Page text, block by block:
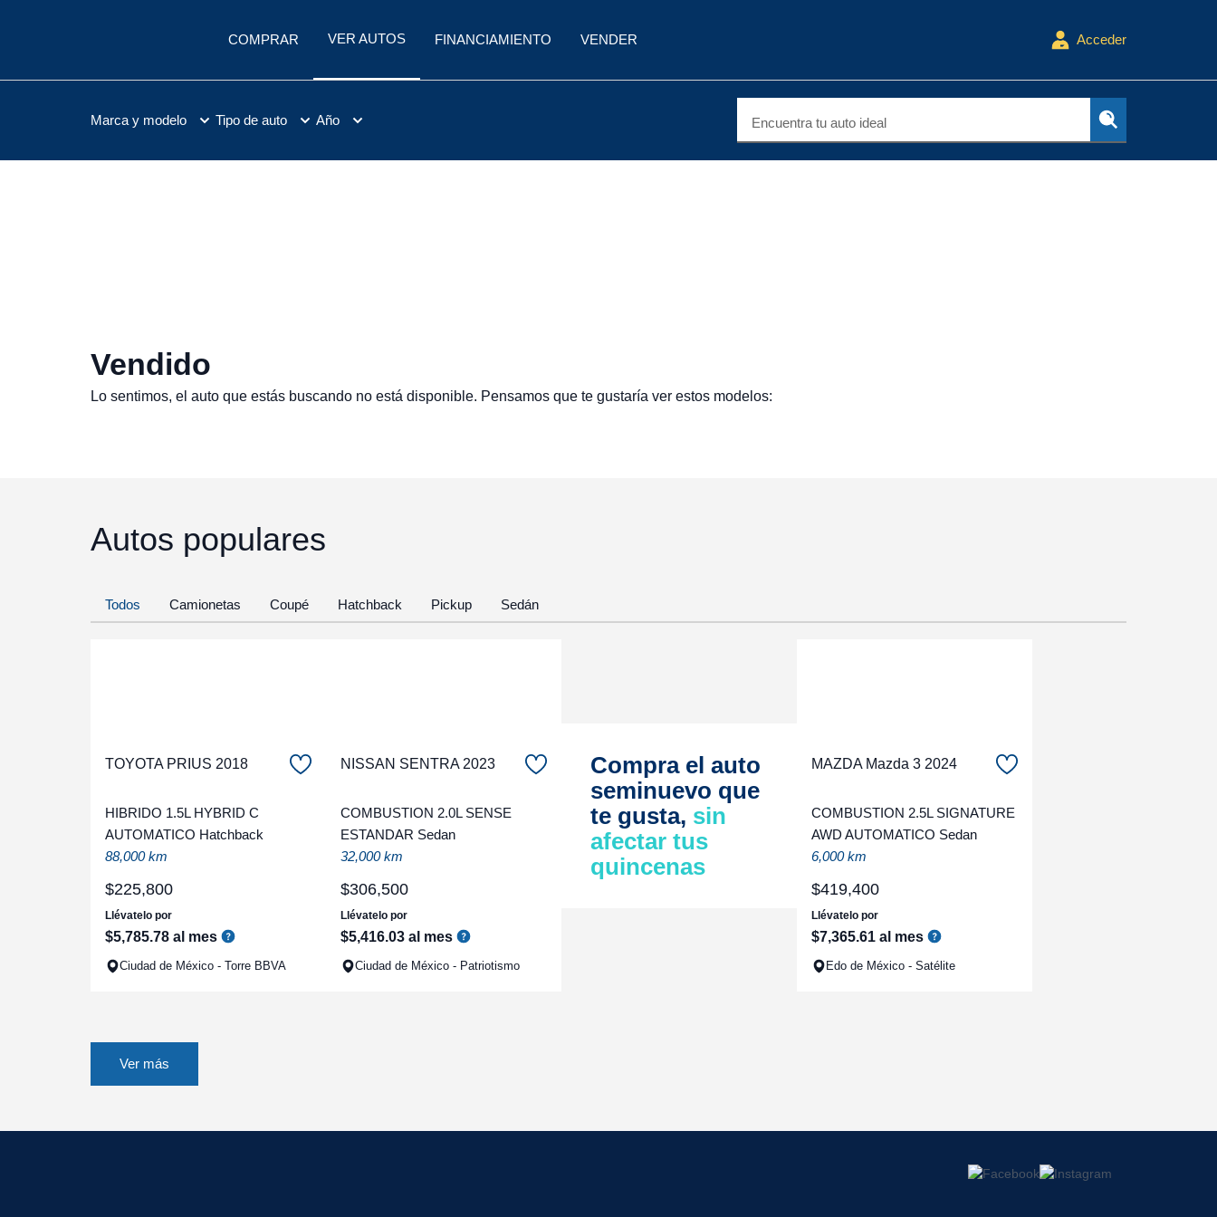
COMPRAR VER AUTOS FINANCIAMIENTO VENDER Acceder
Marca y modelo Tipo de auto Año Encuentra tu auto ideal
Vendido
Lo sentimos, el auto que estás buscando no está disponible. Pensamos que te gustaría ver estos modelos:
Autos populares
Todos Camionetas Coupé Hatchback Pickup Sedán
TOYOTA PRIUS 2018
HIBRIDO 1.5L HYBRID C
AUTOMATICO Hatchback
88,000 km
$225,800
Llévatelo por
$5,785.78 al mes
Ciudad de México - Torre BBVA
NISSAN SENTRA 2023
COMBUSTION 2.0L SENSE
ESTANDAR Sedan
32,000 km
$306,500
Llévatelo por
$5,416.03 al mes
Ciudad de México - Patriotismo
Compra el auto
seminuevo que
te gusta, sin
afectar tus
quincenas
MAZDA Mazda 3 2024
COMBUSTION 2.5L SIGNATURE
AWD AUTOMATICO Sedan
6,000 km
$419,400
Llévatelo por
$7,365.61 al mes
Edo de México - Satélite
Ver más